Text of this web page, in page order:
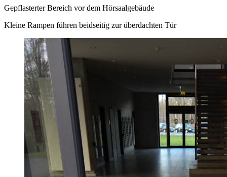
Gepflasterter Bereich vor dem Hörsaalgebäude
Kleine Rampen führen beidseitig zur überdachten Tür